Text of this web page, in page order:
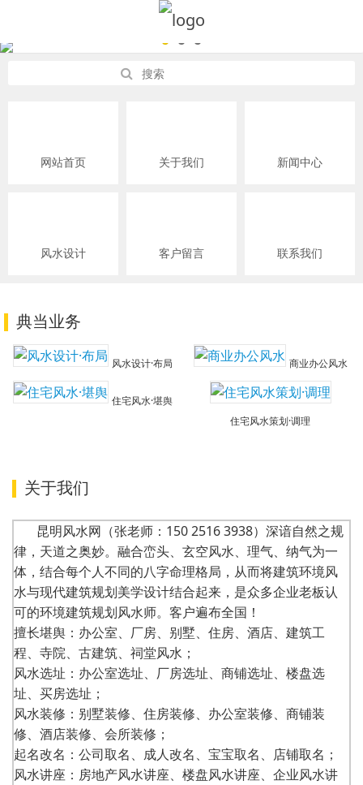
网站首页 关于我们 新闻中心
风水设计 客户留言 联系我们
典当业务
风水设计·布局 商业办公风水
住宅风水·堪舆
住宅风水策划·调理
关于我们
昆明风水网（张老师：150 2516 3938）深谙自然之规
律，天道之奥妙。融合峦头、玄空风水、理气、纳气为一
体，结合每个人不同的八字命理格局，从而将建筑环境风
水与现代建筑规划美学设计结合起来，是众多企业老板认
可的环境建筑规划风水师。客户遍布全国！
擅长堪舆：办公室、厂房、别墅、住房、酒店、建筑工
程、寺院、古建筑、祠堂风水；
风水选址：办公室选址、厂房选址、商铺选址、楼盘选
址、买房选址；
风水装修：别墅装修、住房装修、办公室装修、商铺装
修、酒店装修、会所装修；
起名改名：公司取名、成人改名、宝宝取名、店铺取名；
风水讲座：房地产风水讲座、楼盘风水讲座、企业风水讲